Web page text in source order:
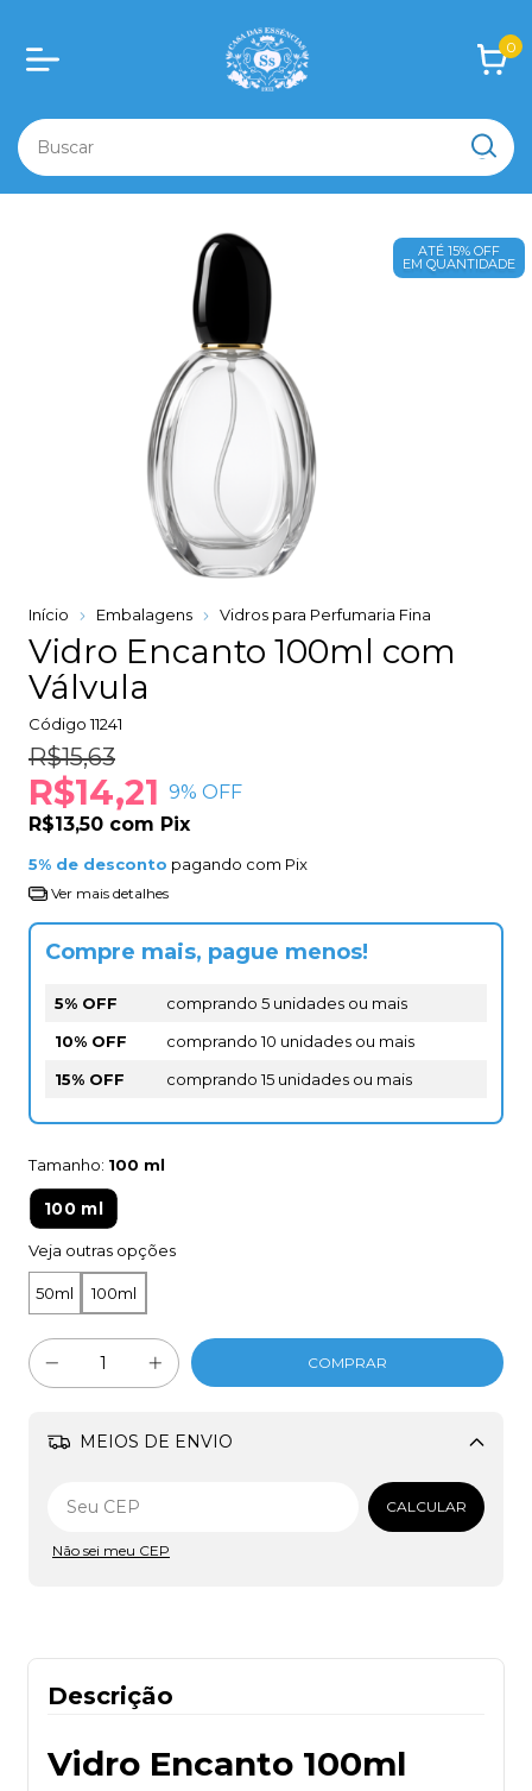
0
ATÉ 15% OFF
EM QUANTIDADE
Início Embalagens Vidros para Perfumaria Fina
Vidro Encanto 100ml com
Válvula
Código 11241
R$15,63
R$14,21 9% OFF
R$13,50 com Pix
5% de desconto pagando com Pix
Ver mais detalhes
Compre mais, pague menos!
5% OFF
comprando 5 unidades ou mais
10% OFF
comprando 10 unidades ou mais
15% OFF
comprando 15 unidades ou mais
Tamanho: 100 ml
100 ml
Veja outras opções
50ml 100ml
MEIOS DE ENVIO
Alterar CEP
CALCULAR
Não sei meu CEP
Descrição
Vidro Encanto 100ml